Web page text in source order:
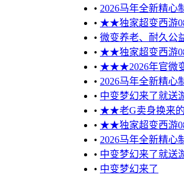
• 2026马年全新精心
• ★★独家超变西游
• 微变养老、耐久公
• ★★独家超变西游
• ★★★2026年官微
• 2026马年全新精心
• 中变梦幻来了就送
• ★★老G卖身换来
• ★★独家超变西游
• 2026马年全新精心
• 中变梦幻来了就送
• 中变梦幻来了